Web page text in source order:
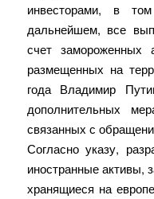
инвесторами, в
дальнейшем, все
счет замороженных
размещенных на
года Владимир
дополнительных
связанных с
Согласно указу,
иностранные активы,
хранящиеся на